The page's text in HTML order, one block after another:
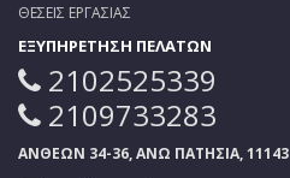
ΘΕΣΕΙΣ ΕΡΓΑΣΙΑΣ
ΕΞΥΠΗΡΕΤΗΣΗ ΠΕΛΑΤΩΝ
2102525339
2109733283
ΑΝΘΕΩΝ 34-36, ΑΝΩ ΠΑΤΗΣΙΑ, 11143